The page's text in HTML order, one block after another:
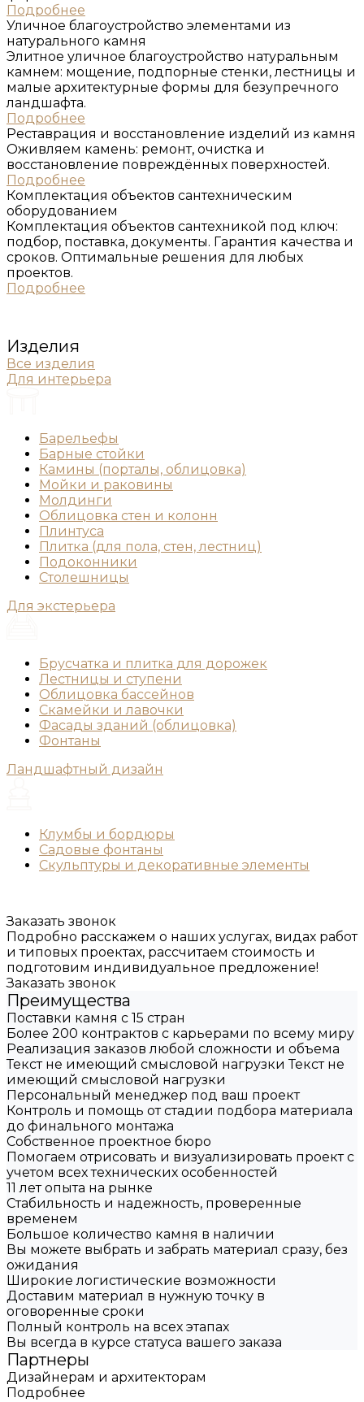
Подробнее
Уличное благоустройство элементами из
натурального ĸамня
Элитное уличное благоустройство натуральным
камнем: мощение, подпорные стенки, лестницы и
малые архитектурные формы для безупречного
ландшафта.
Подробнее
Реставрация и восстановление изделий из ĸамня
Оживляем камень: ремонт, очистка и
восстановление повреждённых поверхностей.
Подробнее
Комплеĸтация объеĸтов сантехничесĸим
оборудованием
Комплектация объектов сантехникой под ключ:
подбор, поставка, документы. Гарантия качества и
сроков. Оптимальные решения для любых
проектов.
Подробнее
Изделия
Все изделия
Для интерьера
Барельефы
Барные стойки
Камины (порталы, облицовка)
Мойки и раковины
Молдинги
Облицовка стен и колонн
Плинтуса
Плитка (для пола, стен, лестниц)
Подоконники
Столешницы
Для экстерьера
Брусчатка и плитка для дорожек
Лестницы и ступени
Облицовка бассейнов
Скамейки и лавочки
Фасады зданий (облицовка)
Фонтаны
Ландшафтный дизайн
Клумбы и бордюры
Садовые фонтаны
Скульптуры и декоративные элементы
Заказать звонок
Подробно расскажем о наших услугах, видах работ
и типовых проектах, рассчитаем стоимость и
подготовим индивидуальное предложение!
Заказать звонок
Преимущества
Поставки камня с 15 стран
Более 200 контрактов с карьерами по всему миру
Реализация заказов любой сложности и объема
Текст не имеющий смысловой нагрузки Текст не
имеющий смысловой нагрузки
Персональный менеджер под ваш проект
Контроль и помощь от стадии подбора материала
до финального монтажа
Собственное проектное бюро
Помогаем отрисовать и визуализировать проект с
учетом всех технических особенностей
11 лет опыта на рынке
Стабильность и надежность, проверенные
временем
Большое количество камня в наличии
Вы можете выбрать и забрать материал сразу, без
ожидания
Широкие логистические возможности
Доставим материал в нужную точку в
оговоренные сроки
Полный контроль на всех этапах
Вы всегда в курсе статуса вашего заказа
Партнеры
Дизайнерам и архитекторам
Подробнее